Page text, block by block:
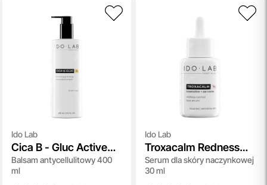
Ido Lab
Cica B - Gluc Active
Cellulite Balm
Balsam antycellulitowy 400
ml
Ido Lab
Troxacalm Redness
Control Face Serum
Serum dla skóry naczynkowej
30 ml